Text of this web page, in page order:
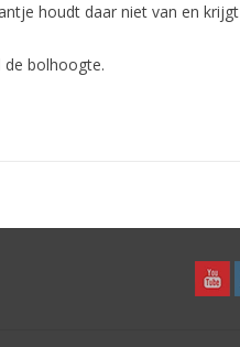
houdt daar niet van en krijgt
de bolhoogte.